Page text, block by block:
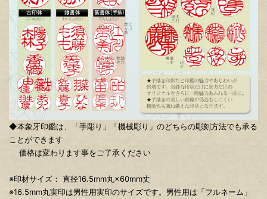
◆本象牙印鑑は、「手彫り」「機械彫り」のどちらの彫刻方法でも承る
ことができます
価格は変わります事をご了承ください
※印材サイズ： 直径16.5mm丸×60mm丈
※16.5mm丸実印は男性用実印のサイズです。男性用は「フルネーム」